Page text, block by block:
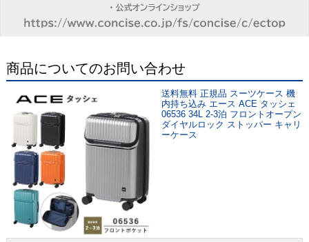
商品についてのお問い合わせ
送料無料 正規品 スーツケース 機
内持ち込み エース ACE タッシェ
06536 34L 2-3泊 フロントオープン
ダイヤルロック ストッパー キャリ
ーケース